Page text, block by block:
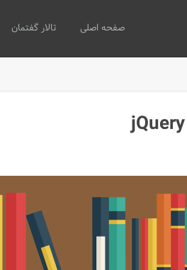
صفحه اصلی تالار گفتمان